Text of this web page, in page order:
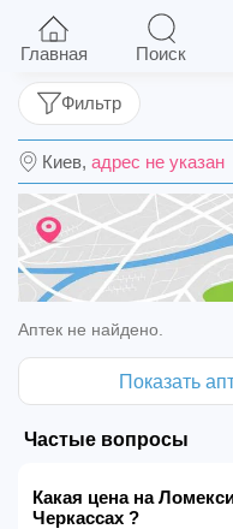
Ломексин крем
Киев, адрес не указан
Фильтр
Аптек не найдено.
Показать
Частые вопросы
Какая цена на
Черкассах ?
Главная Поиск